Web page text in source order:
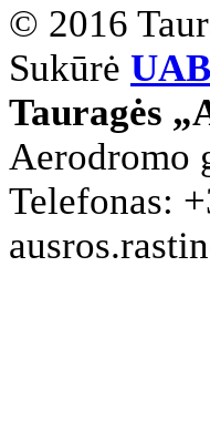
© 2016
Sukūrė
Tauragės
Aerodromo
Telefonas: